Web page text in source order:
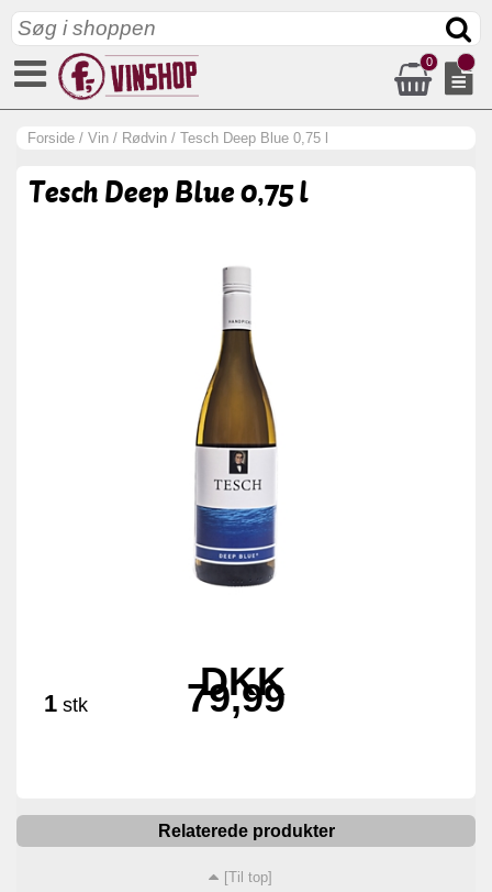
0
Forside / Vin / Rødvin / Tesch Deep Blue 0,75 l
Tesch Deep Blue 0,75 l
1 stk
DKK
79,99
Relaterede produkter
[Til top]